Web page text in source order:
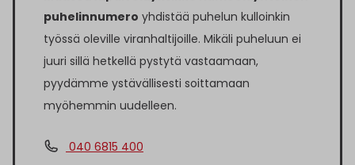
puhelinnumero yhdistää puhelun kulloinkin
työssä oleville viranhaltijoille. Mikäli puheluun ei
juuri sillä hetkellä pystytä vastaamaan,
pyydämme ystävällisesti soittamaan
myöhemmin uudelleen.
040 6815 400